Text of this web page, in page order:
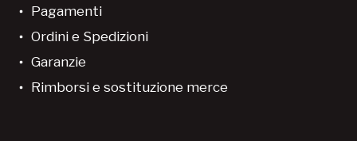
Pagamenti
Ordini e Spedizioni
Garanzie
Rimborsi e sostituzione merce